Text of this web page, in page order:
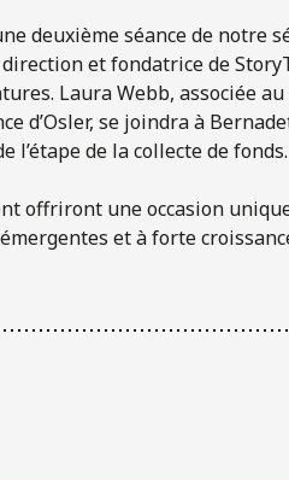
deuxième séance de notre
et fondatrice de
Laura Webb, associée
d’Osler, se joindra à
de la collecte de fonds.
offriront une occasion
et à forte